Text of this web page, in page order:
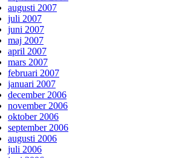
augusti 2007
juli 2007
juni 2007
maj 2007
april 2007
mars 2007
februari 2007
januari 2007
december 2006
november 2006
oktober 2006
september 2006
augusti 2006
juli 2006